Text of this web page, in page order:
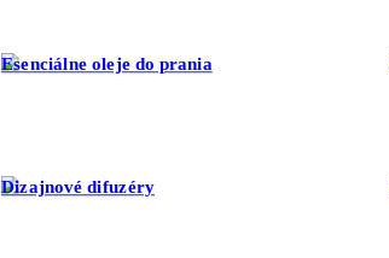
Esenciálne oleje do prania
Dizajnové difuzéry